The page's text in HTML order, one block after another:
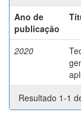
Ano de
publicação
2020
Resultado 1-1